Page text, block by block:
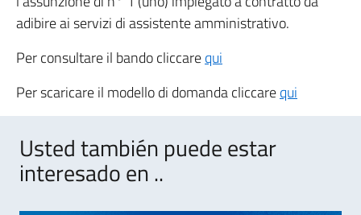
adibire ai servizi di assistente amministrativo.
Per consultare il bando cliccarequi
Per scaricare il modello di domanda cliccarequi
Usted también puede estar
interesado en ..